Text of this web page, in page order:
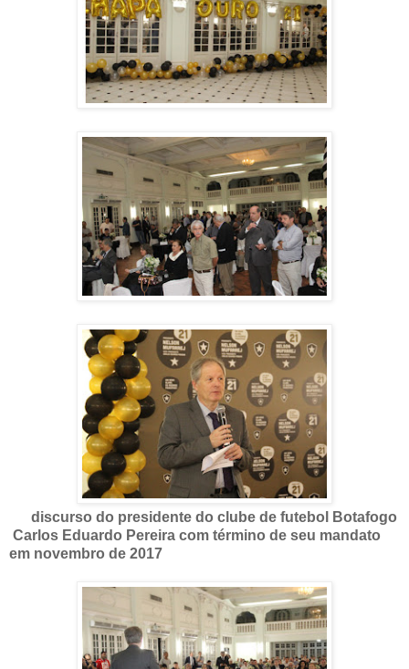
discurso do presidente do clube de futebol Botafogo
Carlos Eduardo Pereira com término de seu mandato
em novembro de 2017